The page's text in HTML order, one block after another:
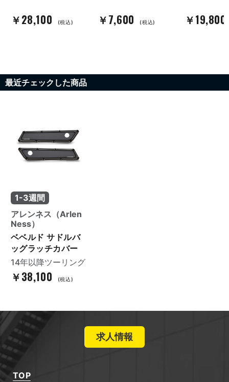
￥28,100 (税込) ￥7,600 (税込) ￥19,800
最近チェックした商品
1-3週間
アレンネス（Arlen
Ness）
ベベルド サドルバ
ッグラッチカバー
14年以降ツーリング
￥38,100 (税込)
求人情報
TOP